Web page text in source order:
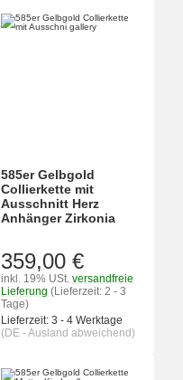
585er Gelbgold
Collierkette mit
Ausschnitt Herz
Anhänger Zirkonia
359,00 €
inkl. 19% USt. versandfreie
Lieferung (Lieferzeit: 2 - 3
Tage)
Lieferzeit: 3 - 4 Werktage
(DE - Ausland abweichend)